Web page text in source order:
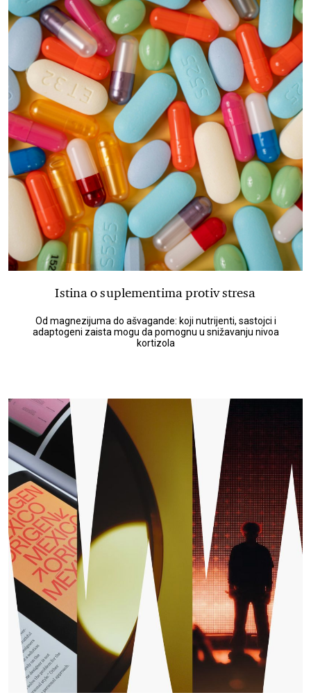
Istina o suplementima protiv stresa
Od magnezijuma do ašvagande: koji nutrijenti, sastojci i
adaptogeni zaista mogu da pomognu u snižavanju nivoa
kortizola